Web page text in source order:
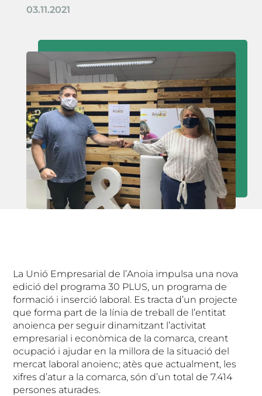
03.11.2021
La Unió Empresarial de l’Anoia impulsa una nova
edició del programa 30 PLUS, un programa de
formació i inserció laboral. Es tracta d’un projecte
que forma part de la línia de treball de l’entitat
anoienca per seguir dinamitzant l’activitat
empresarial i econòmica de la comarca, creant
ocupació i ajudar en la millora de la situació del
mercat laboral anoienc; atès que actualment, les
xifres d’atur a la comarca, són d’un total de 7.414
persones aturades.